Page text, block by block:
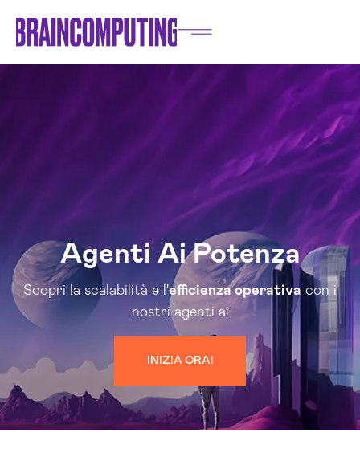
Agenti Ai Potenza
Scopri la scalabilità e l'efficienza operativa con i
nostri agenti ai
INIZIA ORA!